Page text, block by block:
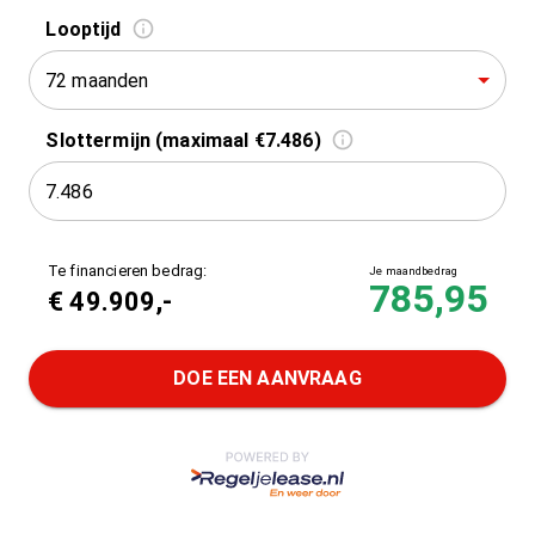
Looptijd
72 maanden
Slottermijn (maximaal €7.486)
Te financieren bedrag:
€49.909,-
Je maandbedrag
785,95
DOE EEN AANVRAAG